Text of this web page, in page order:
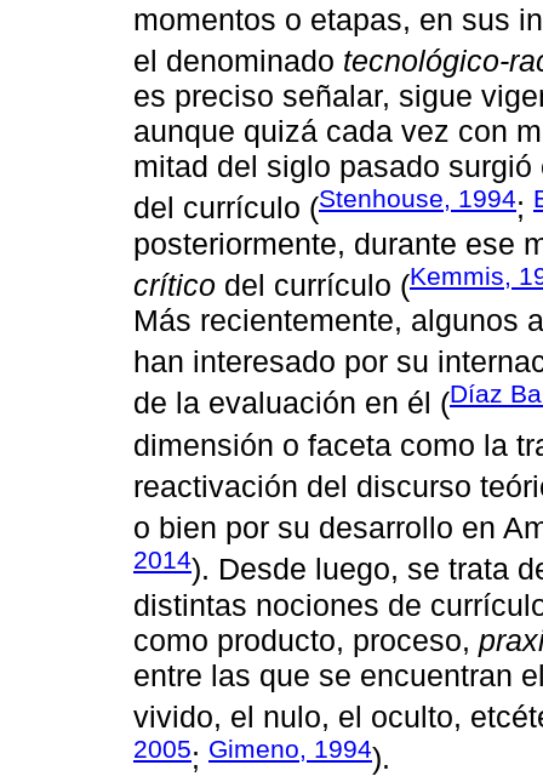
momentos o etapas, en sus
el denominado tecnológico-
es preciso señalar, sigue
aunque quizá cada vez con
mitad del siglo pasado
del currículo (Stenhouse, 1994;
posteriormente, durante ese
crítico del currículo (Kemmis,
Más recientemente, algunos
han interesado por su
de la evaluación en él (Díaz
dimensión o faceta como la
reactivación del discurso
o bien por su desarrollo en
2014). Desde luego, se trata
distintas nociones de
como producto, proceso,
entre las que se encuentran
vivido, el nulo, el oculto,
2005; Gimeno, 1994).